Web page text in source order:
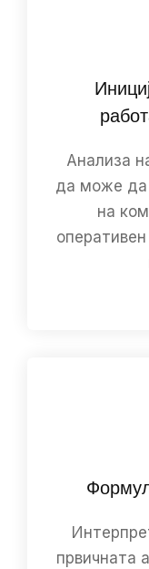
Анализа
да може да
на
првичната